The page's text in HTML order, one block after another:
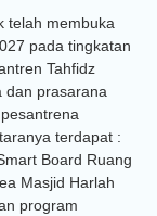
telah membuka
pada tingkatan
Tahfidz
dan prasarana
terdapat :
Board Ruang
Masjid Harlah
program